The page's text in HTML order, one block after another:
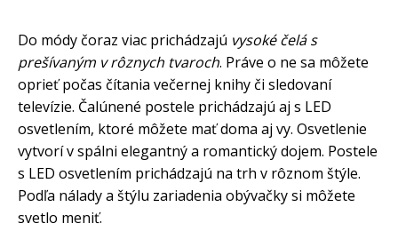
Do módy čoraz viac prichádzajú vysoké čelá s
prešívaným v rôznych tvaroch. Práve o ne sa môžete
oprieť počas čítania večernej knihy či sledovaní
televízie. Čalúnené postele prichádzajú aj s LED
osvetlením, ktoré môžete mať doma aj vy. Osvetlenie
vytvorí v spálni elegantný a romantický dojem. Postele
s LED osvetlením prichádzajú na trh v rôznom štýle.
Podľa nálady a štýlu zariadenia obývačky si môžete
svetlo meniť.